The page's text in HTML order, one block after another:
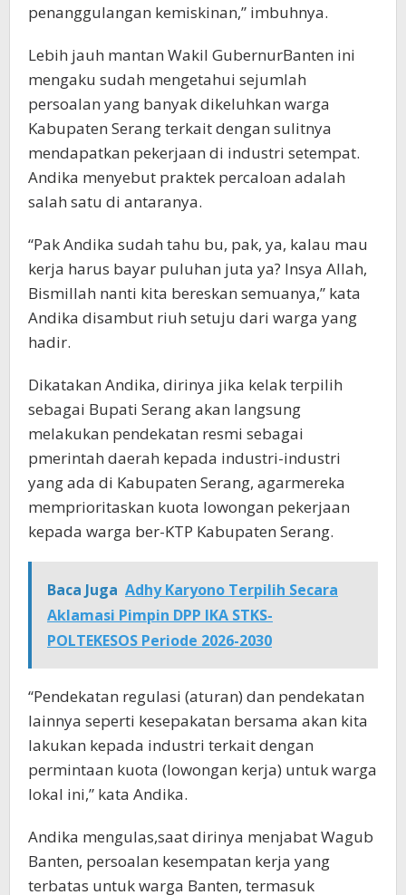
penanggulangan kemiskinan,” imbuhnya.
Lebih jauh mantan Wakil GubernurBanten ini
mengaku sudah mengetahui sejumlah
persoalan yang banyak dikeluhkan warga
Kabupaten Serang terkait dengan sulitnya
mendapatkan pekerjaan di industri setempat.
Andika menyebut praktek percaloan adalah
salah satu di antaranya.
“Pak Andika sudah tahu bu, pak, ya, kalau mau
kerja harus bayar puluhan juta ya? Insya Allah,
Bismillah nanti kita bereskan semuanya,” kata
Andika disambut riuh setuju dari warga yang
hadir.
Dikatakan Andika, dirinya jika kelak terpilih
sebagai Bupati Serang akan langsung
melakukan pendekatan resmi sebagai
pmerintah daerah kepada industri-industri
yang ada di Kabupaten Serang, agarmereka
memprioritaskan kuota lowongan pekerjaan
kepada warga ber-KTP Kabupaten Serang.
Baca Juga Adhy Karyono Terpilih Secara
Aklamasi Pimpin DPP IKA STKS-
POLTEKESOS Periode 2026-2030
“Pendekatan regulasi (aturan) dan pendekatan
lainnya seperti kesepakatan bersama akan kita
lakukan kepada industri terkait dengan
permintaan kuota (lowongan kerja) untuk warga
lokal ini,” kata Andika.
Andika mengulas,saat dirinya menjabat Wagub
Banten, persoalan kesempatan kerja yang
terbatas untuk warga Banten, termasuk